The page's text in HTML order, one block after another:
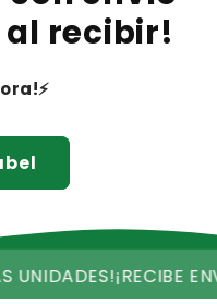
recibir!
¡RECIBE ENVIO